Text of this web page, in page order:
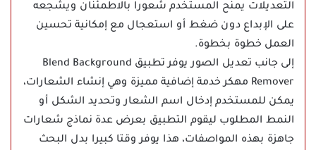
التعديلات يمنح المستخدم شعورا بالاطمئنان ويشجعه
على الإبداع دون ضغط أو استعجال مع إمكانية تحسين
العمل خطوة بخطوة.
إلى جانب تعديل الصور يوفر تطبيق Blend Background
Remover مهكر خدمة إضافية مميزة وهي إنشاء الشعارات،
يمكن للمستخدم إدخال اسم الشعار وتحديد الشكل أو
النمط المطلوب ليقوم التطبيق بعرض عدة نماذج شعارات
جاهزة بهذه المواصفات، هذا يوفر وقتا كبيرا بدل البحث